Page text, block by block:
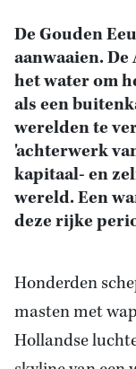
De Gouden
aanwaaien.
het water om
als een
werelden te
'achterwerk
kapitaal- en
wereld. Een
deze rijke
Honderden
masten met
Hollandse